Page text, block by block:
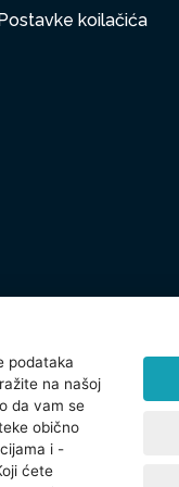
koilačića
podataka
na našoj
da vam se
obično
i -
ćete